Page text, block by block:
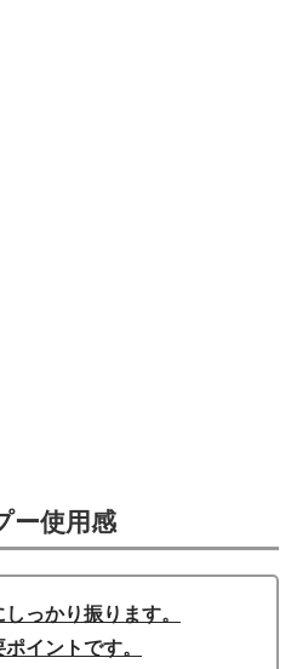
ー使用感
っかり振ります。
イントです。